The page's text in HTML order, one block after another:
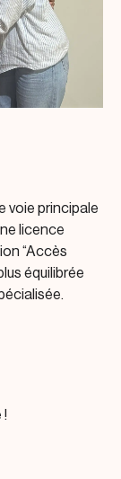
voie principale
licence
“Accès
équilibrée
!